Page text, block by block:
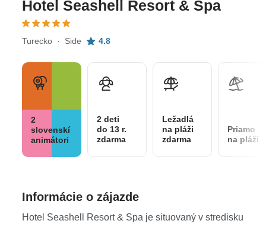
Hotel Seashell Resort & Spa
Turecko · Side 4.8
2
slovenskí
animátori
2 deti
do 13 r.
zdarma
Ležadlá
na pláži
zdarma
Priamo
na pláži
Informácie o zájazde
Hotel Seashell Resort & Spa je situovaný v stredisku